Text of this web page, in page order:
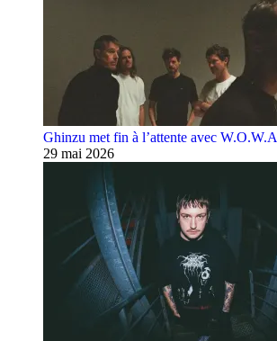
Ghinzu met fin à l’attente avec W.O.W.A
29 mai 2026